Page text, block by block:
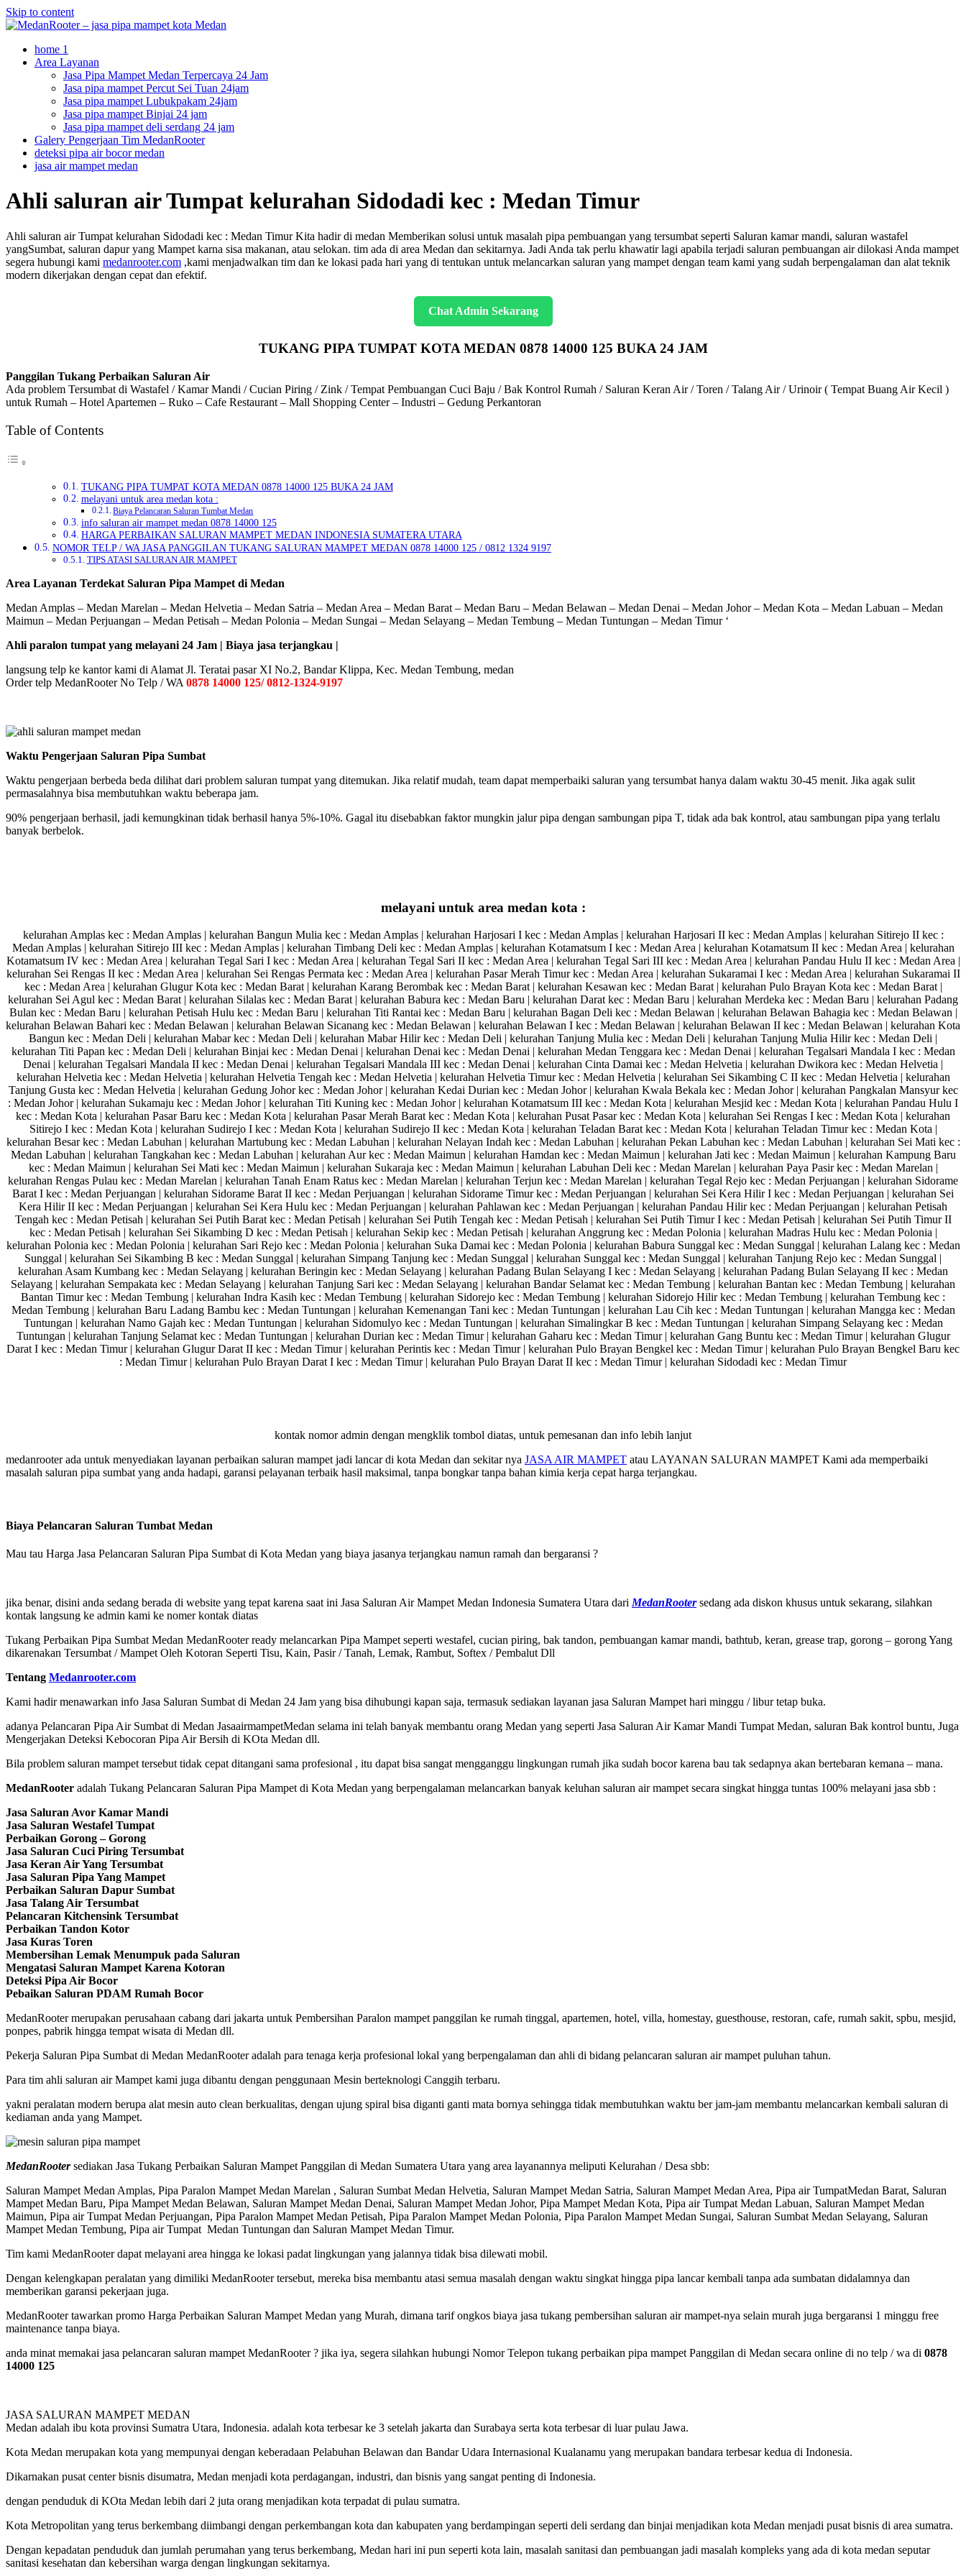
Skip to content
home 1
Area Layanan
Jasa Pipa Mampet Medan Terpercaya 24 Jam
Jasa pipa mampet Percut Sei Tuan 24jam
Jasa pipa mampet Lubukpakam 24jam
Jasa pipa mampet Binjai 24 jam
Jasa pipa mampet deli serdang 24 jam
Galery Pengerjaan Tim MedanRooter
deteksi pipa air bocor medan
jasa air mampet medan
Ahli saluran air Tumpat kelurahan Sidodadi kec : Medan Timur
Ahli saluran air Tumpat kelurahan Sidodadi kec : Medan Timur Kita hadir di medan Memberikan solusi untuk masalah pipa pembuangan yang tersumbat seperti Saluran kamar mandi, saluran wastafel
yangSumbat, saluran dapur yang Mampet karna sisa makanan, atau selokan. tim ada di area Medan dan sekitarnya. Jadi Anda tak perlu khawatir lagi apabila terjadi saluran pembuangan air dilokasi Anda mampet
segera hubungi kami medanrooter.com ,kami menjadwalkan tim dan ke lokasi pada hari yang di tentukan untuk melancarkan saluran yang mampet dengan team kami yang sudah berpengalaman dan alat teknik
modern dikerjakan dengan cepat dan efektif.
Chat Admin Sekarang
TUKANG PIPA TUMPAT KOTA MEDAN 0878 14000 125 BUKA 24 JAM
Panggilan Tukang Perbaikan Saluran Air
Ada problem Tersumbat di Wastafel / Kamar Mandi / Cucian Piring / Zink / Tempat Pembuangan Cuci Baju / Bak Kontrol Rumah / Saluran Keran Air / Toren / Talang Air / Urinoir ( Tempat Buang Air Kecil )
untuk Rumah – Hotel Apartemen – Ruko – Cafe Restaurant – Mall Shopping Center – Industri – Gedung Perkantoran
Table of Contents
TUKANG PIPA TUMPAT KOTA MEDAN 0878 14000 125 BUKA 24 JAM
melayani untuk area medan kota :
Biaya Pelancaran Saluran Tumbat Medan
info saluran air mampet medan 0878 14000 125
HARGA PERBAIKAN SALURAN MAMPET MEDAN INDONESIA SUMATERA UTARA
NOMOR TELP / WA JASA PANGGILAN TUKANG SALURAN MAMPET MEDAN 0878 14000 125 / 0812 1324 9197
TIPS ATASI SALURAN AIR MAMPET
Area Layanan Terdekat Saluran Pipa Mampet di Medan
Medan Amplas – Medan Marelan – Medan Helvetia – Medan Satria – Medan Area – Medan Barat – Medan Baru – Medan Belawan – Medan Denai – Medan Johor – Medan Kota – Medan Labuan – Medan
Maimun – Medan Perjuangan – Medan Petisah – Medan Polonia – Medan Sungai – Medan Selayang – Medan Tembung – Medan Tuntungan – Medan Timur ‘
Ahli paralon tumpat yang melayani 24 Jam | Biaya jasa terjangkau |
langsung telp ke kantor kami di Alamat Jl. Teratai pasar XI No.2, Bandar Klippa, Kec. Medan Tembung, medan
Order telp MedanRooter No Telp / WA 0878 14000 125/ 0812-1324-9197
Waktu Pengerjaan Saluran Pipa Sumbat
Waktu pengerjaan berbeda beda dilihat dari problem saluran tumpat yang ditemukan. Jika relatif mudah, team dapat memperbaiki saluran yang tersumbat hanya dalam waktu 30-45 menit. Jika agak sulit
permasalahnya bisa membutuhkan waktu beberapa jam.
90% pengerjaan berhasil, jadi kemungkinan tidak berhasil hanya 5%-10%. Gagal itu disebabkan faktor mungkin jalur pipa dengan sambungan pipa T, tidak ada bak kontrol, atau sambungan pipa yang terlalu
banyak berbelok.
melayani untuk area medan kota :
kelurahan Amplas kec : Medan Amplas | kelurahan Bangun Mulia kec : Medan Amplas | kelurahan Harjosari I kec : Medan Amplas | kelurahan Harjosari II kec : Medan Amplas | kelurahan Sitirejo II kec :
Medan Amplas | kelurahan Sitirejo III kec : Medan Amplas | kelurahan Timbang Deli kec : Medan Amplas | kelurahan Kotamatsum I kec : Medan Area | kelurahan Kotamatsum II kec : Medan Area | kelurahan
Kotamatsum IV kec : Medan Area | kelurahan Tegal Sari I kec : Medan Area | kelurahan Tegal Sari II kec : Medan Area | kelurahan Tegal Sari III kec : Medan Area | kelurahan Pandau Hulu II kec : Medan Area |
kelurahan Sei Rengas II kec : Medan Area | kelurahan Sei Rengas Permata kec : Medan Area | kelurahan Pasar Merah Timur kec : Medan Area | kelurahan Sukaramai I kec : Medan Area | kelurahan Sukaramai II
kec : Medan Area | kelurahan Glugur Kota kec : Medan Barat | kelurahan Karang Berombak kec : Medan Barat | kelurahan Kesawan kec : Medan Barat | kelurahan Pulo Brayan Kota kec : Medan Barat |
kelurahan Sei Agul kec : Medan Barat | kelurahan Silalas kec : Medan Barat | kelurahan Babura kec : Medan Baru | kelurahan Darat kec : Medan Baru | kelurahan Merdeka kec : Medan Baru | kelurahan Padang
Bulan kec : Medan Baru | kelurahan Petisah Hulu kec : Medan Baru | kelurahan Titi Rantai kec : Medan Baru | kelurahan Bagan Deli kec : Medan Belawan | kelurahan Belawan Bahagia kec : Medan Belawan |
kelurahan Belawan Bahari kec : Medan Belawan | kelurahan Belawan Sicanang kec : Medan Belawan | kelurahan Belawan I kec : Medan Belawan | kelurahan Belawan II kec : Medan Belawan | kelurahan Kota
Bangun kec : Medan Deli | kelurahan Mabar kec : Medan Deli | kelurahan Mabar Hilir kec : Medan Deli | kelurahan Tanjung Mulia kec : Medan Deli | kelurahan Tanjung Mulia Hilir kec : Medan Deli |
kelurahan Titi Papan kec : Medan Deli | kelurahan Binjai kec : Medan Denai | kelurahan Denai kec : Medan Denai | kelurahan Medan Tenggara kec : Medan Denai | kelurahan Tegalsari Mandala I kec : Medan
Denai | kelurahan Tegalsari Mandala II kec : Medan Denai | kelurahan Tegalsari Mandala III kec : Medan Denai | kelurahan Cinta Damai kec : Medan Helvetia | kelurahan Dwikora kec : Medan Helvetia |
kelurahan Helvetia kec : Medan Helvetia | kelurahan Helvetia Tengah kec : Medan Helvetia | kelurahan Helvetia Timur kec : Medan Helvetia | kelurahan Sei Sikambing C II kec : Medan Helvetia | kelurahan
Tanjung Gusta kec : Medan Helvetia | kelurahan Gedung Johor kec : Medan Johor | kelurahan Kedai Durian kec : Medan Johor | kelurahan Kwala Bekala kec : Medan Johor | kelurahan Pangkalan Mansyur kec
: Medan Johor | kelurahan Sukamaju kec : Medan Johor | kelurahan Titi Kuning kec : Medan Johor | kelurahan Kotamatsum III kec : Medan Kota | kelurahan Mesjid kec : Medan Kota | kelurahan Pandau Hulu I
kec : Medan Kota | kelurahan Pasar Baru kec : Medan Kota | kelurahan Pasar Merah Barat kec : Medan Kota | kelurahan Pusat Pasar kec : Medan Kota | kelurahan Sei Rengas I kec : Medan Kota | kelurahan
Sitirejo I kec : Medan Kota | kelurahan Sudirejo I kec : Medan Kota | kelurahan Sudirejo II kec : Medan Kota | kelurahan Teladan Barat kec : Medan Kota | kelurahan Teladan Timur kec : Medan Kota |
kelurahan Besar kec : Medan Labuhan | kelurahan Martubung kec : Medan Labuhan | kelurahan Nelayan Indah kec : Medan Labuhan | kelurahan Pekan Labuhan kec : Medan Labuhan | kelurahan Sei Mati kec :
Medan Labuhan | kelurahan Tangkahan kec : Medan Labuhan | kelurahan Aur kec : Medan Maimun | kelurahan Hamdan kec : Medan Maimun | kelurahan Jati kec : Medan Maimun | kelurahan Kampung Baru
kec : Medan Maimun | kelurahan Sei Mati kec : Medan Maimun | kelurahan Sukaraja kec : Medan Maimun | kelurahan Labuhan Deli kec : Medan Marelan | kelurahan Paya Pasir kec : Medan Marelan |
kelurahan Rengas Pulau kec : Medan Marelan | kelurahan Tanah Enam Ratus kec : Medan Marelan | kelurahan Terjun kec : Medan Marelan | kelurahan Tegal Rejo kec : Medan Perjuangan | kelurahan Sidorame
Barat I kec : Medan Perjuangan | kelurahan Sidorame Barat II kec : Medan Perjuangan | kelurahan Sidorame Timur kec : Medan Perjuangan | kelurahan Sei Kera Hilir I kec : Medan Perjuangan | kelurahan Sei
Kera Hilir II kec : Medan Perjuangan | kelurahan Sei Kera Hulu kec : Medan Perjuangan | kelurahan Pahlawan kec : Medan Perjuangan | kelurahan Pandau Hilir kec : Medan Perjuangan | kelurahan Petisah
Tengah kec : Medan Petisah | kelurahan Sei Putih Barat kec : Medan Petisah | kelurahan Sei Putih Tengah kec : Medan Petisah | kelurahan Sei Putih Timur I kec : Medan Petisah | kelurahan Sei Putih Timur II
kec : Medan Petisah | kelurahan Sei Sikambing D kec : Medan Petisah | kelurahan Sekip kec : Medan Petisah | kelurahan Anggrung kec : Medan Polonia | kelurahan Madras Hulu kec : Medan Polonia |
kelurahan Polonia kec : Medan Polonia | kelurahan Sari Rejo kec : Medan Polonia | kelurahan Suka Damai kec : Medan Polonia | kelurahan Babura Sunggal kec : Medan Sunggal | kelurahan Lalang kec : Medan
Sunggal | kelurahan Sei Sikambing B kec : Medan Sunggal | kelurahan Simpang Tanjung kec : Medan Sunggal | kelurahan Sunggal kec : Medan Sunggal | kelurahan Tanjung Rejo kec : Medan Sunggal |
kelurahan Asam Kumbang kec : Medan Selayang | kelurahan Beringin kec : Medan Selayang | kelurahan Padang Bulan Selayang I kec : Medan Selayang | kelurahan Padang Bulan Selayang II kec : Medan
Selayang | kelurahan Sempakata kec : Medan Selayang | kelurahan Tanjung Sari kec : Medan Selayang | kelurahan Bandar Selamat kec : Medan Tembung | kelurahan Bantan kec : Medan Tembung | kelurahan
Bantan Timur kec : Medan Tembung | kelurahan Indra Kasih kec : Medan Tembung | kelurahan Sidorejo kec : Medan Tembung | kelurahan Sidorejo Hilir kec : Medan Tembung | kelurahan Tembung kec :
Medan Tembung | kelurahan Baru Ladang Bambu kec : Medan Tuntungan | kelurahan Kemenangan Tani kec : Medan Tuntungan | kelurahan Lau Cih kec : Medan Tuntungan | kelurahan Mangga kec : Medan
Tuntungan | kelurahan Namo Gajah kec : Medan Tuntungan | kelurahan Sidomulyo kec : Medan Tuntungan | kelurahan Simalingkar B kec : Medan Tuntungan | kelurahan Simpang Selayang kec : Medan
Tuntungan | kelurahan Tanjung Selamat kec : Medan Tuntungan | kelurahan Durian kec : Medan Timur | kelurahan Gaharu kec : Medan Timur | kelurahan Gang Buntu kec : Medan Timur | kelurahan Glugur
Darat I kec : Medan Timur | kelurahan Glugur Darat II kec : Medan Timur | kelurahan Perintis kec : Medan Timur | kelurahan Pulo Brayan Bengkel kec : Medan Timur | kelurahan Pulo Brayan Bengkel Baru kec
: Medan Timur | kelurahan Pulo Brayan Darat I kec : Medan Timur | kelurahan Pulo Brayan Darat II kec : Medan Timur | kelurahan Sidodadi kec : Medan Timur
kontak nomor admin dengan mengklik tombol diatas, untuk pemesanan dan info lebih lanjut
medanrooter ada untuk menyediakan layanan perbaikan saluran mampet jadi lancar di kota Medan dan sekitar nya JASA AIR MAMPET atau LAYANAN SALURAN MAMPET Kami ada memperbaiki
masalah saluran pipa sumbat yang anda hadapi, garansi pelayanan terbaik hasil maksimal, tanpa bongkar tanpa bahan kimia kerja cepat harga terjangkau.
Biaya Pelancaran Saluran Tumbat Medan
Mau tau Harga Jasa Pelancaran Saluran Pipa Sumbat di Kota Medan yang biaya jasanya terjangkau namun ramah dan bergaransi ?
jika benar, disini anda sedang berada di website yang tepat karena saat ini Jasa Saluran Air Mampet Medan Indonesia Sumatera Utara dari MedanRootersedang ada diskon khusus untuk sekarang, silahkan
kontak langsung ke admin kami ke nomer kontak diatas
Tukang Perbaikan Pipa Sumbat Medan MedanRooter ready melancarkan Pipa Mampet seperti westafel, cucian piring, bak tandon, pembuangan kamar mandi, bathtub, keran, grease trap, gorong – gorong Yang
dikarenakan Tersumbat / Mampet Oleh Kotoran Seperti Tisu, Kain, Pasir / Tanah, Lemak, Rambut, Softex / Pembalut Dll
Tentang Medanrooter.com
Kami hadir menawarkan info Jasa Saluran Sumbat di Medan 24 Jam yang bisa dihubungi kapan saja, termasuk sediakan layanan jasa Saluran Mampet hari minggu / libur tetap buka.
adanya Pelancaran Pipa Air Sumbat di Medan JasaairmampetMedan selama ini telah banyak membantu orang Medan yang seperti Jasa Saluran Air Kamar Mandi Tumpat Medan, saluran Bak kontrol buntu, Juga
Mengerjakan Deteksi Kebocoran Pipa Air Bersih di KOta Medan dll.
Bila problem saluran mampet tersebut tidak cepat ditangani sama profesional , itu dapat bisa sangat mengganggu lingkungan rumah jika sudah bocor karena bau tak sedapnya akan bertebaran kemana – mana.
MedanRooter adalah Tukang Pelancaran Saluran Pipa Mampet di Kota Medan yang berpengalaman melancarkan banyak keluhan saluran air mampet secara singkat hingga tuntas 100% melayani jasa sbb :
Jasa Saluran Avor Kamar Mandi
Jasa Saluran Westafel Tumpat
Perbaikan Gorong – Gorong
Jasa Saluran Cuci Piring Tersumbat
Jasa Keran Air Yang Tersumbat
Jasa Saluran Pipa Yang Mampet
Perbaikan Saluran Dapur Sumbat
Jasa Talang Air Tersumbat
Pelancaran Kitchensink Tersumbat
Perbaikan Tandon Kotor
Jasa Kuras Toren
Membersihan Lemak Menumpuk pada Saluran
Mengatasi Saluran Mampet Karena Kotoran
Deteksi Pipa Air Bocor
Pebaikan Saluran PDAM Rumah Bocor
MedanRooter merupakan perusahaan cabang dari jakarta untuk Pembersihan Paralon mampet panggilan ke rumah tinggal, apartemen, hotel, villa, homestay, guesthouse, restoran, cafe, rumah sakit, spbu, mesjid,
ponpes, pabrik hingga tempat wisata di Medan dll.
Pekerja Saluran Pipa Sumbat di Medan MedanRooter adalah para tenaga kerja profesional lokal yang berpengalaman dan ahli di bidang pelancaran saluran air mampet puluhan tahun.
Para tim ahli saluran air Mampet kami juga dibantu dengan penggunaan Mesin berteknologi Canggih terbaru.
yakni peralatan modern berupa alat mesin auto clean berkualitas, dengan ujung spiral bisa diganti ganti mata bornya sehingga tidak membutuhkan waktu ber jam-jam membantu melancarkan kembali saluran di
kediaman anda yang Mampet.
MedanRootersediakan Jasa Tukang Perbaikan Saluran Mampet Panggilan di Medan Sumatera Utara yang area layanannya meliputi Kelurahan / Desa sbb:
Saluran Mampet Medan Amplas, Pipa Paralon Mampet Medan Marelan , Saluran Sumbat Medan Helvetia, Saluran Mampet Medan Satria, Saluran Mampet Medan Area, Pipa air TumpatMedan Barat, Saluran
Mampet Medan Baru, Pipa Mampet Medan Belawan, Saluran Mampet Medan Denai, Saluran Mampet Medan Johor, Pipa Mampet Medan Kota, Pipa air Tumpat Medan Labuan, Saluran Mampet Medan
Maimun, Pipa air Tumpat Medan Perjuangan, Pipa Paralon Mampet Medan Petisah, Pipa Paralon Mampet Medan Polonia, Pipa Paralon Mampet Medan Sungai, Saluran Sumbat Medan Selayang, Saluran
Mampet Medan Tembung, Pipa air Tumpat Medan Tuntungan dan Saluran Mampet Medan Timur.
Tim kami MedanRooter dapat melayani area hingga ke lokasi padat lingkungan yang jalannya tidak bisa dilewati mobil.
Dengan kelengkapan peralatan yang dimiliki MedanRooter tersebut, mereka bisa membantu atasi semua masalah dengan waktu singkat hingga pipa lancar kembali tanpa ada sumbatan didalamnya dan
memberikan garansi pekerjaan juga.
MedanRooter tawarkan promo Harga Perbaikan Saluran Mampet Medan yang Murah, dimana tarif ongkos biaya jasa tukang pembersihan saluran air mampet-nya selain murah juga bergaransi 1 minggu free
maintenance tanpa biaya.
anda minat memakai jasa pelancaran saluran mampet MedanRooter ? jika iya, segera silahkan hubungi Nomor Telepon tukang perbaikan pipa mampet Panggilan di Medan secara online di no telp / wa di 0878
14000 125
JASA SALURAN MAMPET MEDAN
Medan adalah ibu kota provinsi Sumatra Utara, Indonesia. adalah kota terbesar ke 3 setelah jakarta dan Surabaya serta kota terbesar di luar pulau Jawa.
Kota Medan merupakan kota yang mempunyai dengan keberadaan Pelabuhan Belawan dan Bandar Udara Internasional Kualanamu yang merupakan bandara terbesar kedua di Indonesia.
Dikarnakan pusat center bisnis disumatra, Medan menjadi kota perdagangan, industri, dan bisnis yang sangat penting di Indonesia.
dengan penduduk di KOta Medan lebih dari 2 juta orang menjadikan kota terpadat di pulau sumatra.
Kota Metropolitan yang terus berkembang diimbangi dengan perkembangan kota dan kabupaten yang berdampingan seperti deli serdang dan binjai menjadikan kota Medan menjadi pusat bisnis di area sumatra.
Dengan kepadatan penduduk dan jumlah perumahan yang terus berkembang, Medan hari ini pun seperti kota lain, masalah sanitasi dan pembuangan jadi masalah kompleks yang ada di kota medan seputar
sanitasi kesehatan dan kebersihan warga dengan lingkungan sekitarnya.